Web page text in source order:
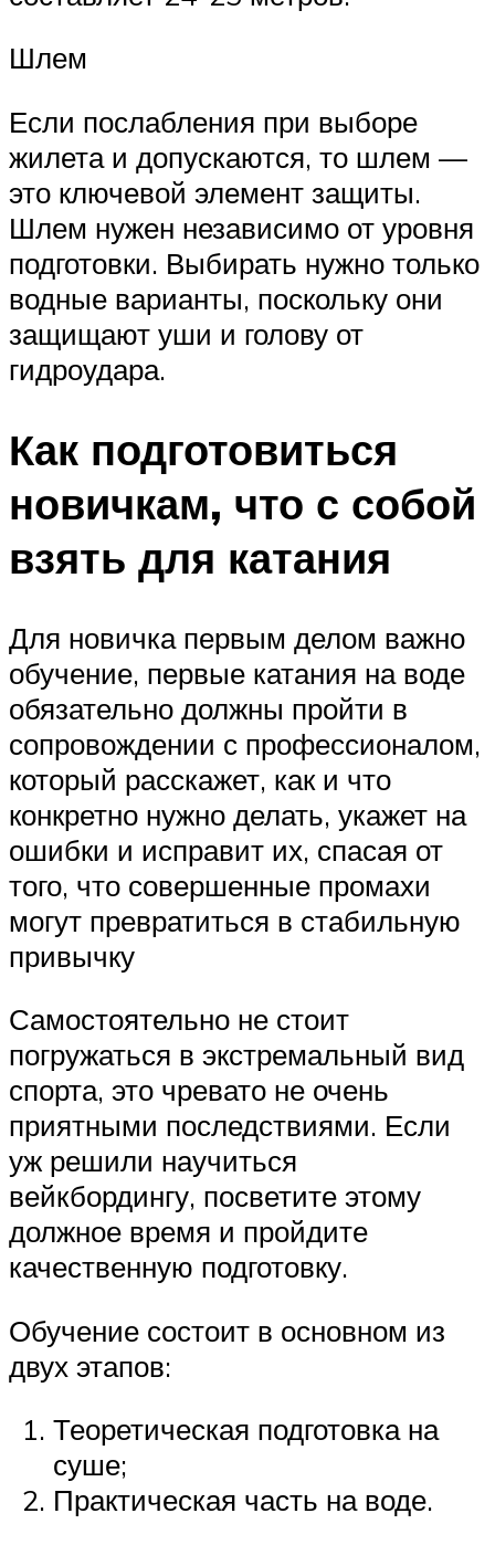
Шлем
Если послабления при выборе
жилета и допускаются, то шлем —
это ключевой элемент защиты.
Шлем нужен независимо от уровня
подготовки. Выбирать нужно только
водные варианты, поскольку они
защищают уши и голову от
гидроудара.
Как подготовиться
новичкам, что с собой
взять для катания
Для новичка первым делом важно
обучение, первые катания на воде
обязательно должны пройти в
сопровождении с профессионалом,
который расскажет, как и что
конкретно нужно делать, укажет на
ошибки и исправит их, спасая от
того, что совершенные промахи
могут превратиться в стабильную
привычку
Самостоятельно не стоит
погружаться в экстремальный вид
спорта, это чревато не очень
приятными последствиями. Если
уж решили научиться
вейкбордингу, посветите этому
должное время и пройдите
качественную подготовку.
Обучение состоит в основном из
двух этапов:
Теоретическая подготовка на
суше;
Практическая часть на воде.